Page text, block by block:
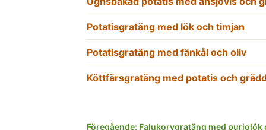
Potatisgratäng med lök och timjan
Potatisgratäng med fänkål och oliv
Köttfärsgratäng med potatis och
Föregående: Falukorvgratäng med purjolök